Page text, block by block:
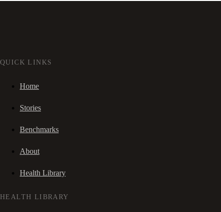
QUICK LINKS
Home
Stories
Benchmarks
About
Health Library
HEALTH LIBRARY